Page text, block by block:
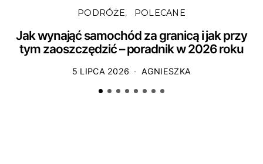
PODRÓŻE POLECANE
Jak wynająć samochód za granicą i jak przy
tym zaoszczędzić – poradnik w 2026 roku
5 LIPCA 2026 AGNIESZKA